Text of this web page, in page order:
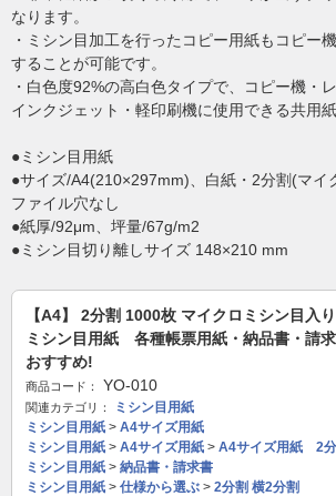
なります。
・ミシン目加工を行ったコピー用紙もコピー
することが可能です。
・白色度92%の高白色タイプで、コピー機・
インクジェット・軽印刷機に使用できる共用紙
●ミシン目用紙
●サイズ/A4(210×297mm)、白紙・2分割(マイ
ファイル穴なし
●紙厚/92μm、坪量/67g/m2
●ミシン目切り離しサイズ 148×210 mm
【A4】 2分割 1000枚 マイクロミシン目
ミシン目用紙 各種帳票用紙・納品書・請
おすすめ!
商品コード： YO-010
関連カテゴリ：
ミシン目用紙
ミシン目用紙 > A4サイズ用紙
ミシン目用紙 > A4サイズ用紙 > A4サイズ用紙 2
ミシン目用紙 > 納品書・請求書
ミシン目用紙 > 仕様から選ぶ > 2分割 横2分割